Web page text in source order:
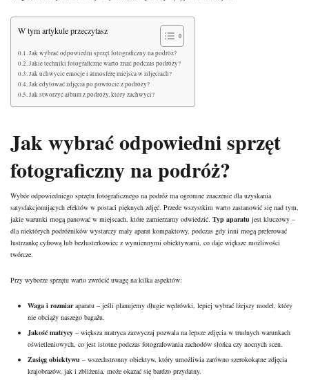
W tym artykule przeczytasz
Jak wybrać odpowiedni sprzęt fotograficzny na podróż?
Jakie techniki fotograficzne warto znać podczas podróży?
Jak uchwycić emocje i atmosferę miejsca w zdjęciach?
Jak edytować zdjęcia po powrocie z podróży?
Jak stworzyć album z podróży, który zachwyci?
Jak wybrać odpowiedni sprzęt
fotograficzny na podróż?
Wybór odpowiedniego sprzętu fotograficznego na podróż ma ogromne znaczenie dla uzyskania
satysfakcjonujących efektów w postaci pięknych zdjęć. Przede wszystkim warto zastanowić się nad tym,
jakie warunki mogą panować w miejscach, które zamierzamy odwiedzić. Typ aparatu jest kluczowy –
dla niektórych podróżników wystarczy mały aparat kompaktowy, podczas gdy inni mogą preferować
lustrzankę cyfrową lub bezlusterkowiec z wymiennymi obiektywami, co daje większe możliwości
twórcze.
Przy wyborze sprzętu warto zwrócić uwagę na kilka aspektów:
Waga i rozmiaraparatu – jeśli planujemy długie wędrówki, lepiej wybrać lżejszy model, który
nie obciąży naszego bagażu.
Jakość matrycy – większa matryca zazwyczaj pozwala na lepsze zdjęcia w trudnych warunkach
oświetleniowych, co jest istotne podczas fotografowania zachodów słońca czy nocnych scen.
Zasięg obiektywu – wszechstronny obiektyw, który umożliwia zarówno szerokokątne zdjęcia
krajobrazów, jak i zbliżenia, może okazać się bardzo przydatny.